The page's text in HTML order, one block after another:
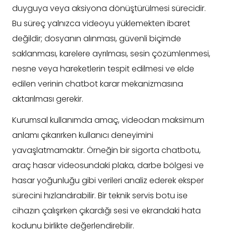
duyguya veya aksiyona dönüştürülmesi sürecidir.
Bu süreç yalnızca videoyu yüklemekten ibaret
değildir; dosyanın alınması, güvenli biçimde
saklanması, karelere ayrılması, sesin çözümlenmesi,
nesne veya hareketlerin tespit edilmesi ve elde
edilen verinin chatbot karar mekanizmasına
aktarılması gerekir.
Kurumsal kullanımda amaç, videodan maksimum
anlamı çıkarırken kullanıcı deneyimini
yavaşlatmamaktır. Örneğin bir sigorta chatbotu,
araç hasar videosundaki plaka, darbe bölgesi ve
hasar yoğunluğu gibi verileri analiz ederek eksper
sürecini hızlandırabilir. Bir teknik servis botu ise
cihazın çalışırken çıkardığı sesi ve ekrandaki hata
kodunu birlikte değerlendirebilir.